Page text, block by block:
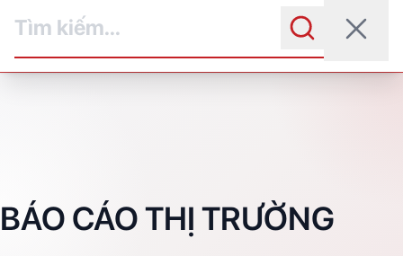
content
BÁO CÁO THỊ TRƯỜNG